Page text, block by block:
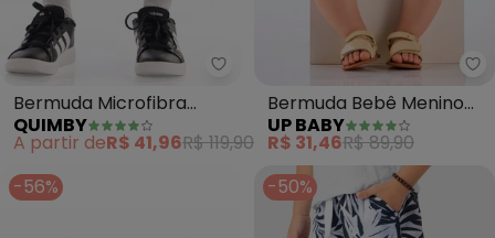
Quimby - Bermuda Microfibra
Bermuda Microfibra
Estampado (Azul)
QUIMBY
A partir deR$ 41,96R$ 119,90
Bermuda Bebê Menino
Elástico (Azul)
UP BABY
R$ 31,46R$ 89,90
-56%
-50%